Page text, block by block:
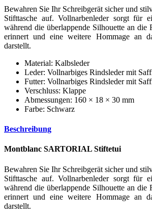
Bewahren Sie Ihr Schreibgerät sicher und
Stifttasche auf. Vollnarbenleder sorgt für
während die überlappende Silhouette an die
erinnert und eine weitere Hommage an
darstellt.
Material: Kalbsleder
Leder: Vollnarbiges Rindsleder mit
Futter: Vollnarbiges Rindsleder mit
Verschluss: Klappe
Abmessungen: 160 × 18 × 30 mm
Farbe: Schwarz
Beschreibung
Montblanc SARTORIAL Stiftetui
Bewahren Sie Ihr Schreibgerät sicher und
Stifttasche auf. Vollnarbenleder sorgt für
während die überlappende Silhouette an die
erinnert und eine weitere Hommage an
darstellt.